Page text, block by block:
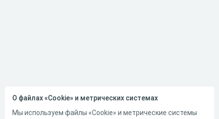
О файлах «Cookie» и метрических системах
Мы используем файлы «Cookie» и метрические системы